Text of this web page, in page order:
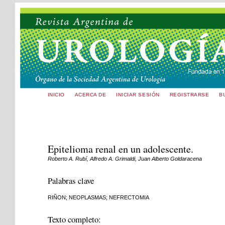
INICIO ACERCA DE INICIAR SESIÓN REGISTRARSE
Epitelioma renal en un adolescente.
Roberto A. Rubí, Alfredo A. Grimaldi, Juan Alberto Goldaracena
Palabras clave
RIÑON; NEOPLASMAS; NEFRECTOMIA
Texto completo: